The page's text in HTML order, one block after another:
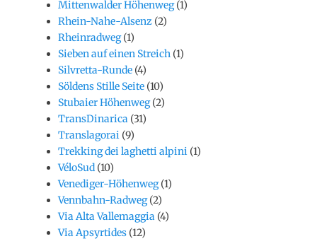
Mittenwalder Höhenweg(1)
Rhein-Nahe-Alsenz (2)
Rheinradweg(1)
Sieben auf einen Streich (1)
Silvretta-Runde (4)
Söldens Stille Seite (10)
Stubaier Höhenweg(2)
TransDinarica (31)
Translagorai (9)
Trekking dei laghetti alpini (1)
VéloSud (10)
Venediger-Höhenweg(1)
Vennbahn-Radweg(2)
Via Alta Vallemaggia (4)
Via Apsyrtides (12)